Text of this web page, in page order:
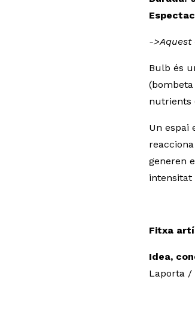
->Aquest
Bulb és
nutrients
Un espai
generen
intensitat
Fitxa
Idea,
Laporta /